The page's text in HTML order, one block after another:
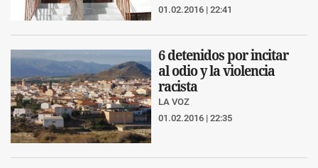
01.02.2016 | 22:41
6 detenidos por incitar
al odio y la violencia
racista
LA VOZ
01.02.2016 | 22:35